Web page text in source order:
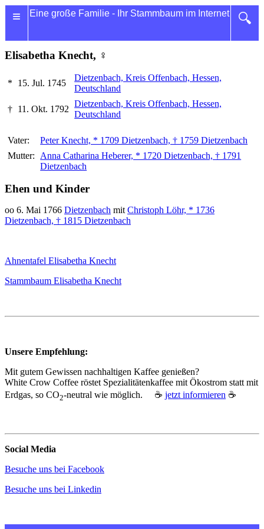
≡ 🔍
Eine große Familie - Ihr Stammbaum im Internet
Elisabetha Knecht, ♀
* 15. Jul. 1745
Dietzenbach, Kreis Offenbach, Hessen,
Deutschland
† 11. Okt. 1792
Dietzenbach, Kreis Offenbach, Hessen,
Deutschland
Vater:
Peter Knecht, * 1709 Dietzenbach, † 1759 Dietzenbach
Mutter:
Anna Catharina Heberer, * 1720 Dietzenbach, † 1791
Dietzenbach
Ehen und Kinder
oo 6. Mai 1766 Dietzenbach mit Christoph Löhr, * 1736
Dietzenbach, † 1815 Dietzenbach
Ahnentafel Elisabetha Knecht
Stammbaum Elisabetha Knecht
Unsere Empfehlung:
Mit gutem Gewissen nachhaltigen Kaffee genießen?
White Crow Coffee röstet Spezialitätenkaffee mit Ökostrom statt mit
Erdgas, so CO2‑neutral wie möglich. ☕ jetzt informieren ☕
Social Media
Besuche uns bei Facebook
Besuche uns bei Linkedin